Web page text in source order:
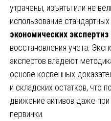
утрачены, изъяты или не
использование стандартных
экономических экспертиз
восстановления учета.
экспертов владеют
основе косвенных
и складских остатков, что
движение активов даже при
первички.